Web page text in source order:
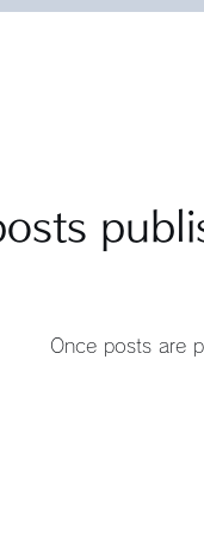
Once posts are